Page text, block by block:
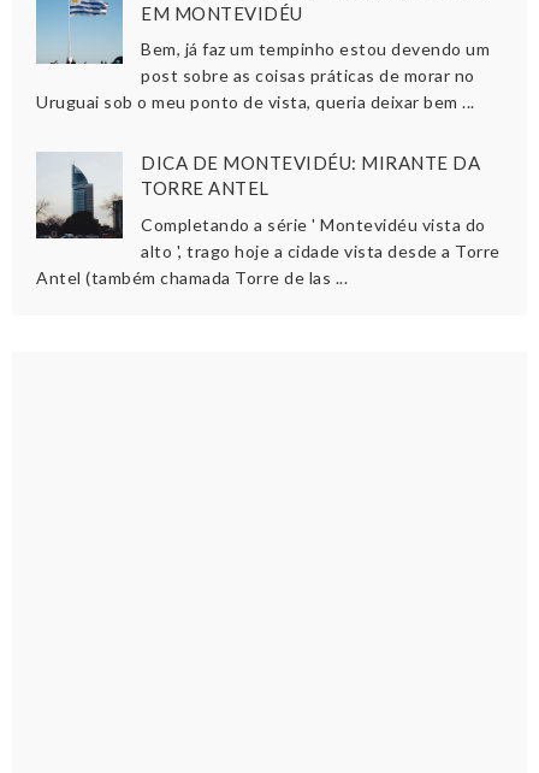
EM MONTEVIDÉU
Bem, já faz um tempinho estou devendo um
post sobre as coisas práticas de morar no
Uruguai sob o meu ponto de vista, queria deixar bem ...
DICA DE MONTEVIDÉU: MIRANTE DA
TORRE ANTEL
Completando a série ' Montevidéu vista do
alto ', trago hoje a cidade vista desde a Torre
Antel (também chamada Torre de las ...